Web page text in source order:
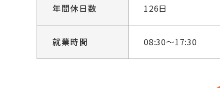
年間休日数 126日
就業時間 08:30～17:30